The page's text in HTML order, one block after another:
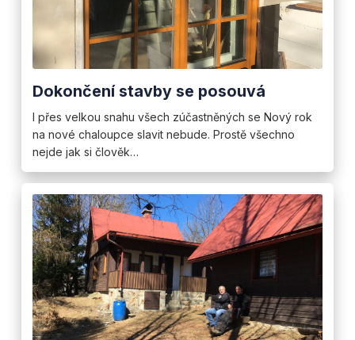
Dokončení stavby se posouvá
I přes velkou snahu všech zúčastněných se Nový rok
na nové chaloupce slavit nebude. Prostě všechno
nejde jak si člověk…